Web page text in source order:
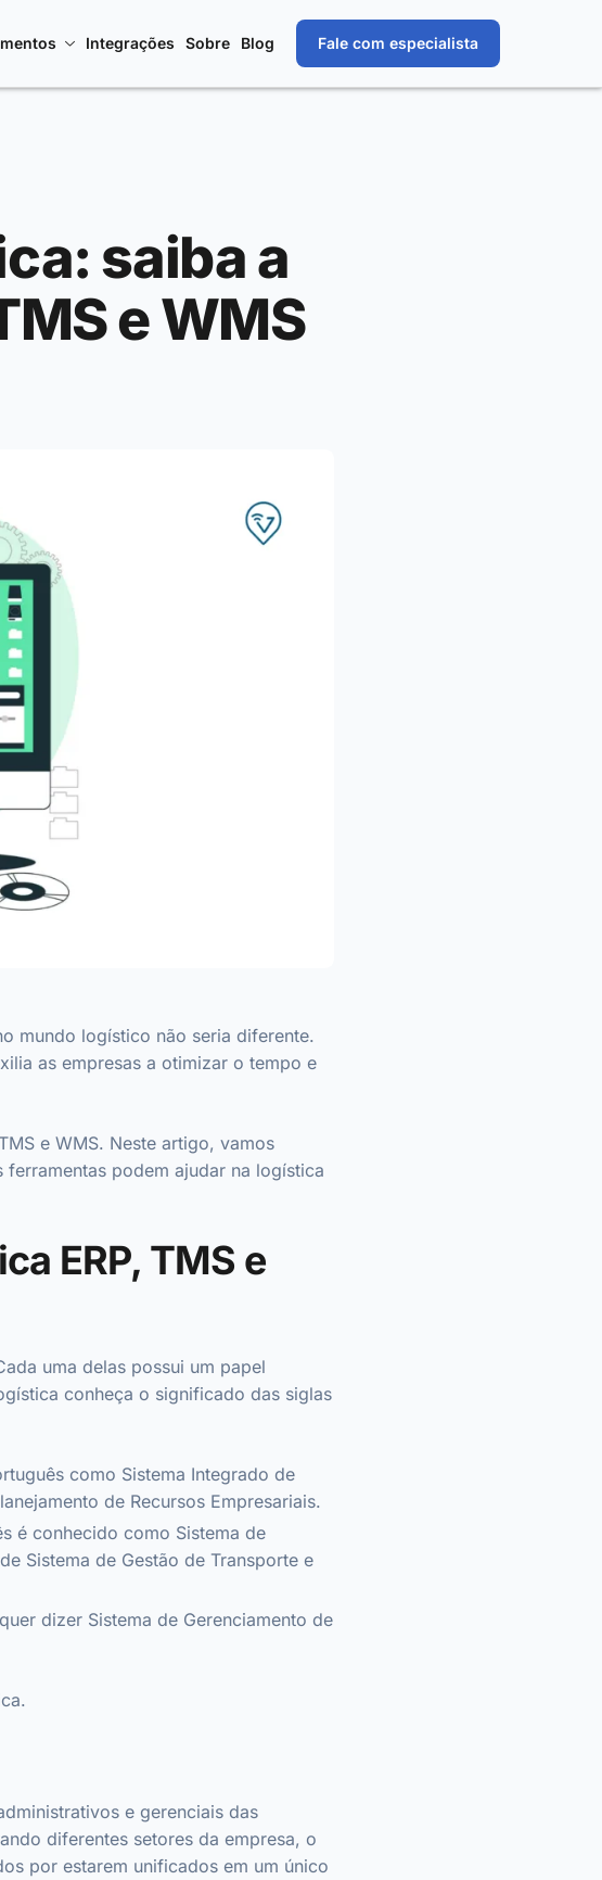
Integrações Sobre Blog Fale com especialista
saiba a
e WMS
mundo logístico não seria diferente.
as empresas a otimizar o tempo e
e WMS. Neste artigo, vamos
podem ajudar na logística
ERP, TMS e
uma delas possui um papel
conheça o significado das siglas
como Sistema Integrado de
de Recursos Empresariais.
é conhecido como Sistema de
Sistema de Gestão de Transporte e
dizer Sistema de Gerenciamento de
e gerenciais das
diferentes setores da empresa, o
por estarem unificados em um único